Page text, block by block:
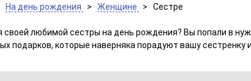
На день рождения > Женщине > Сестре
своей любимой сестры на день рождения? Вы попали в
подарков, которые наверняка порадуют вашу